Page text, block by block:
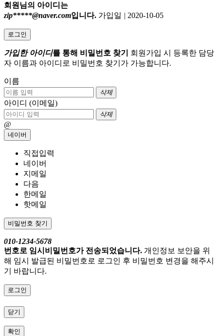
회원님의 아이디는
zip*****@naver.com입니다. 가입일 | 2020-10-05
로그인
가입한 아이디를 통해 비밀번호 찾기
회원가입 시 등록한 담당
자 이름과 아이디로 비밀번호 찾기가 가능합니다.
이름
삭제
아이디 (이메일)
삭제
@
네이버
직접입력
네이버
지메일
다음
한메일
핫메일
비밀번호 찾기
010-1234-5678
번호로 임시비밀번호가 전송되었습니다. 개인정보 보안을 위
해 임시 발급된 비밀번호로 로그인 후 비밀번호 변경을 해주시
기 바랍니다.
로그인
닫기
확인